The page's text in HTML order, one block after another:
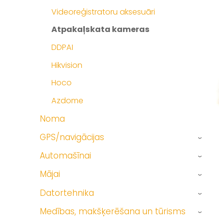
Videoreģistratoru aksesuāri
Atpakaļskata kameras
DDPAI
Hikvision
Hoco
Azdome
Noma
GPS/navigācijas
›
Automašīnai ›
Mājai ›
Datortehnika ›
Medības, makšķerēšana un tūrisms ›